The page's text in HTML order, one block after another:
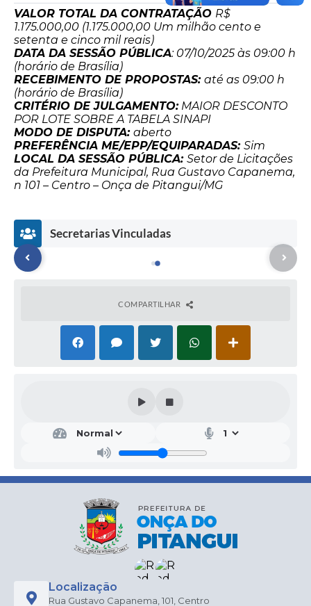
VALOR TOTAL DA CONTRATAÇÃO R$
1.175.000,00 (1.175.000,00 Um milhão cento e
setenta e cinco mil reais)
DATA DA SESSÃO PÚBLICA: 07/10/2025 às 09:00 h
(horário de Brasília)
RECEBIMENTO DE PROPOSTAS: até as 09:00 h
(horário de Brasília)
CRITÉRIO DE JULGAMENTO:MAIOR DESCONTO
POR LOTE SOBRE A TABELA SINAPI
MODO DE DISPUTA: aberto
PREFERÊNCIA ME/EPP/EQUIPARADAS: Sim
LOCAL DA SESSÃO PÚBLICA: Setor de Licitações
da Prefeitura Municipal, Rua Gustavo Capanema,
n 101 – Centro – Onça de Pitangui/MG
Secretarias Vinculadas
iços
Urb
Obr
COMPARTILHAR
Localização
Rua Gustavo Capanema, 101, Centro